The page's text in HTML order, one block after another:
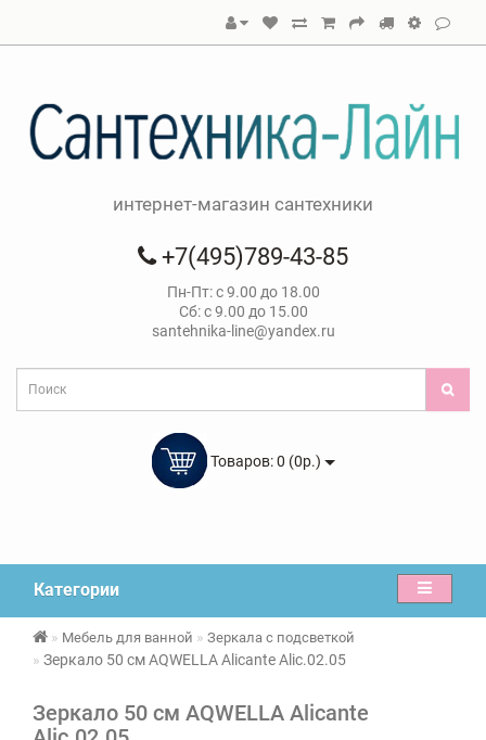
интернет-магазин сантехники
+7(495)789-43-85
Пн-Пт: с 9.00 до 18.00
Сб: с 9.00 до 15.00
santehnika-line@yandex.ru
Товаров: 0 (0р.)
Категории
Мебель для ванной Зеркала с подсветкой
Зеркало 50 см AQWELLA Alicante Alic.02.05
Зеркало 50 см AQWELLA Alicante